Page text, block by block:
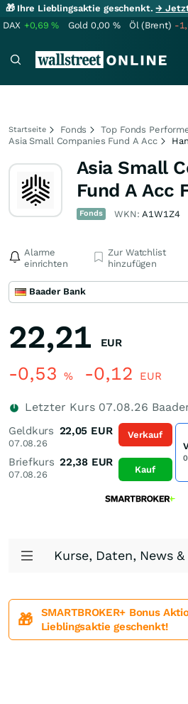
🎁 Ihre Lieblingsaktie geschenkt.→
DAX +0,69% Gold 0,00 % Öl (Brent) -
Startseite Fonds
Top Fonds
Asia Small Companies Fund A Acc
Asia Small
Fund A Acc
Fonds WKN:A1W1Z4
Alarme
einrichten
Zur Watchlist
hinzufügen
Baader Bank
22,21 EUR
-0,53 % -0,12 EUR
Letzter Kurs 07.08.26
Geldkurs
07.08.26
22,05 EUR
Briefkurs
07.08.26
22,38 EUR
Verkauf
Kauf
Kurse, Daten, News
🎁
SMARTBROKER+ Bonus
Lieblingsaktie geschenkt!